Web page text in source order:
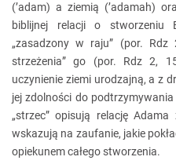
(’adam) a ziemią (’adamah)
biblijnej relacji o stworzeniu
„zasadzony w raju” (por.
strzeżenia” go (por. Rdz 2,
uczynienie ziemi urodzajną, a z
jej zdolności do
„strzec” opisują relację
wskazują na zaufanie, jakie
opiekunem całego stworzenia.